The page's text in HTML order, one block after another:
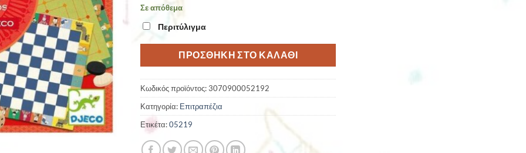
Σε απόθεμα
Περιτύλιγμα
ΠΡΟΣΘΉΚΗ ΣΤΟ ΚΑΛΆΘΙ
Κωδικός προϊόντος:3070900052192
Κατηγορία: Επιτραπέζια
Ετικέτα:05219